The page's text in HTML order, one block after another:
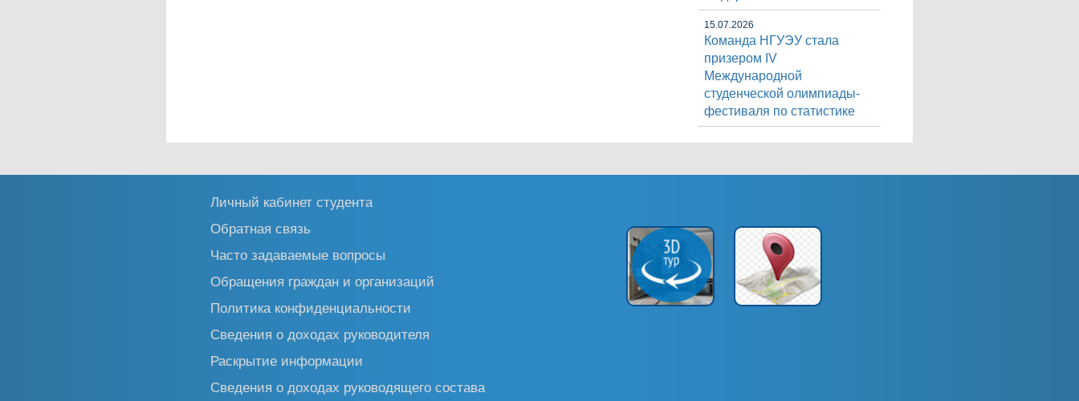
15.07.2026
Команда НГУЭУ стала
призером IV
Международной
студенческой олимпиады-
фестиваля по статистике
Личный кабинет студента
Обратная связь
Часто задаваемые вопросы
Обращения граждан и организаций
Политика конфиденциальности
Сведения о доходах руководителя
Раскрытие информации
Сведения о доходах руководящего состава